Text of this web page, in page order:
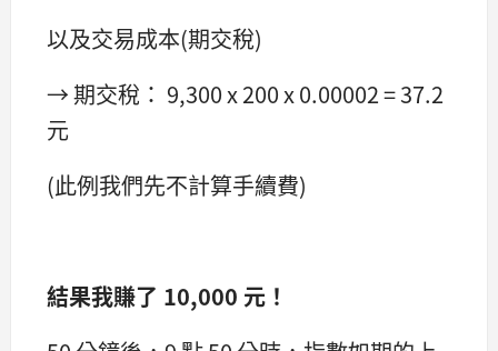
以及交易成本(期交稅)
→ 期交稅： 9,300 x 200 x 0.00002 = 37.2
元
(此例我們先不計算手續費)
結果我賺了 10,000 元！